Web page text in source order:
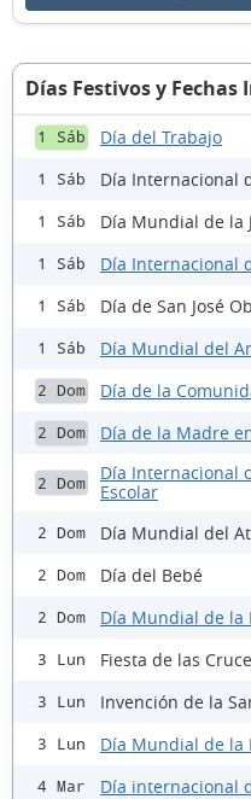
Días Festivos y
1 Sáb Día del Trabajo
1 Sáb Día Internacional
1 Sáb Día Mundial de la
1 Sáb Día Internacional
1 Sáb Día de San José
1 Sáb Día Mundial del
2 Dom Día de la
2 Dom Día de la Madre
2 Dom
Día Internacional
Escolar
2 Dom Día Mundial del
2 Dom Día del Bebé
2 Dom Día Mundial de la
3 Lun Fiesta de las
3 Lun Invención de la
3 Lun Día Mundial de la
4 Mar Día internacional